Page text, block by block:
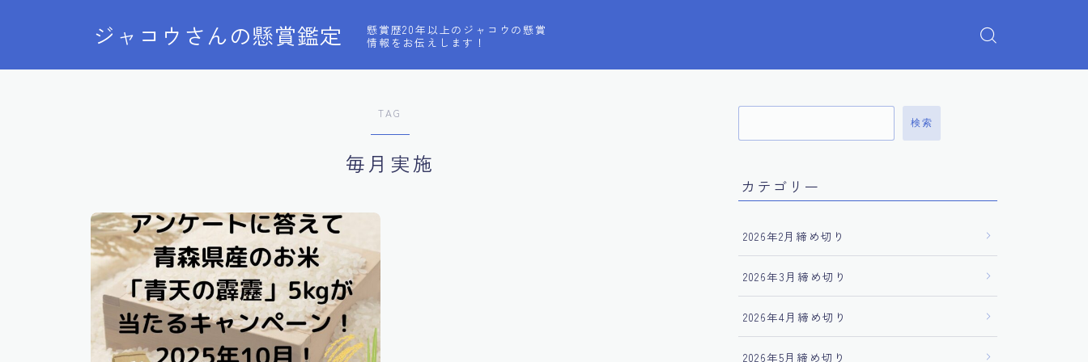
ジャコウさんの懸賞鑑定
懸賞歴20年以上のジャコウの懸賞
情報をお伝えします！
TAG
毎月実施
検索
カテゴリー
2026年2月締め切り
2026年3月締め切り
2026年4月締め切り
2026年5月締め切り